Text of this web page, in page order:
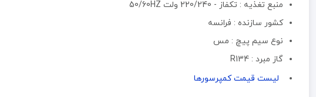
منبع تغذیه :‌ تکفاز - 220/240 ولت 50/60HZ
کشور سازنده : فرانسه
نوع سیم پیچ : مس
گاز مبرد : R134
لیست قیمت کمپرسورها